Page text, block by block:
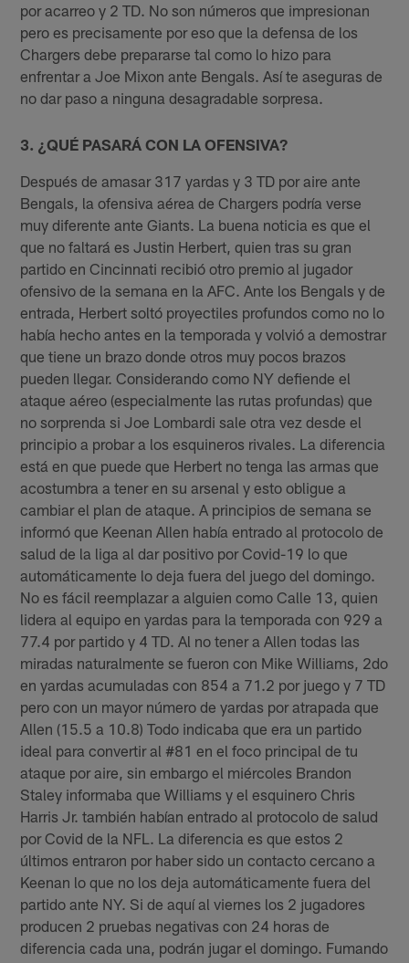
por acarreo y 2 TD. No son números que impresionan
pero es precisamente por eso que la defensa de los
Chargers debe prepararse tal como lo hizo para
enfrentar a Joe Mixon ante Bengals. Así te aseguras de
no dar paso a ninguna desagradable sorpresa.
3. ¿QUÉ PASARÁ CON LA OFENSIVA?
Después de amasar 317 yardas y 3 TD por aire ante
Bengals, la ofensiva aérea de Chargers podría verse
muy diferente ante Giants. La buena noticia es que el
que no faltará es Justin Herbert, quien tras su gran
partido en Cincinnati recibió otro premio al jugador
ofensivo de la semana en la AFC. Ante los Bengals y de
entrada, Herbert soltó proyectiles profundos como no lo
había hecho antes en la temporada y volvió a demostrar
que tiene un brazo donde otros muy pocos brazos
pueden llegar. Considerando como NY defiende el
ataque aéreo (especialmente las rutas profundas) que
no sorprenda si Joe Lombardi sale otra vez desde el
principio a probar a los esquineros rivales. La diferencia
está en que puede que Herbert no tenga las armas que
acostumbra a tener en su arsenal y esto obligue a
cambiar el plan de ataque. A principios de semana se
informó que Keenan Allen había entrado al protocolo de
salud de la liga al dar positivo por Covid-19 lo que
automáticamente lo deja fuera del juego del domingo.
No es fácil reemplazar a alguien como Calle 13, quien
lidera al equipo en yardas para la temporada con 929 a
77.4 por partido y 4 TD. Al no tener a Allen todas las
miradas naturalmente se fueron con Mike Williams, 2do
en yardas acumuladas con 854 a 71.2 por juego y 7 TD
pero con un mayor número de yardas por atrapada que
Allen (15.5 a 10.8) Todo indicaba que era un partido
ideal para convertir al #81 en el foco principal de tu
ataque por aire, sin embargo el miércoles Brandon
Staley informaba que Williams y el esquinero Chris
Harris Jr. también habían entrado al protocolo de salud
por Covid de la NFL. La diferencia es que estos 2
últimos entraron por haber sido un contacto cercano a
Keenan lo que no los deja automáticamente fuera del
partido ante NY. Si de aquí al viernes los 2 jugadores
producen 2 pruebas negativas con 24 horas de
diferencia cada una, podrán jugar el domingo. Fumando